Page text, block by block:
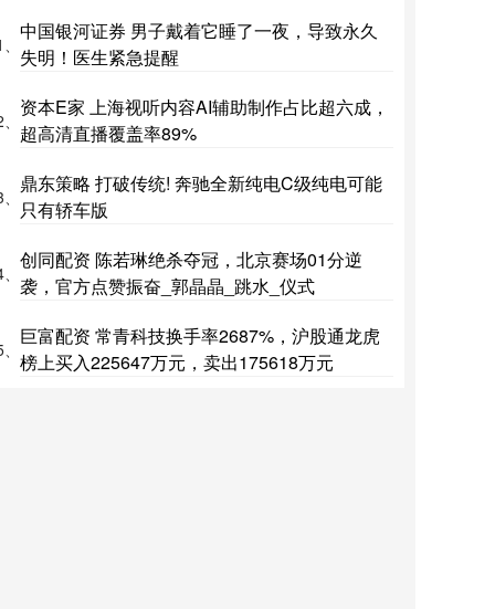
中国银河证券 男子戴着它睡了一夜，导致永久
失明！医生紧急提醒
资本E家 上海视听内容AI辅助制作占比超六成，
超高清直播覆盖率89%
鼎东策略 打破传统! 奔驰全新纯电C级纯电可能
只有轿车版
创同配资 陈若琳绝杀夺冠，北京赛场01分逆
袭，官方点赞振奋_郭晶晶_跳水_仪式
巨富配资 常青科技换手率2687%，沪股通龙虎
榜上买入225647万元，卖出175618万元